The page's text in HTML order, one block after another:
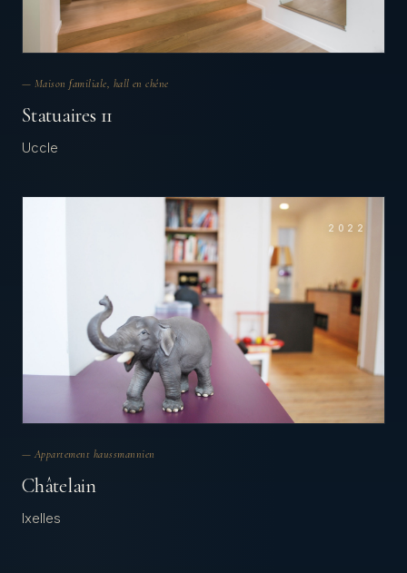
— Maison familiale, hall en chêne
Statuaires 11
Uccle
2022
— Appartement haussmannien
Châtelain
Ixelles